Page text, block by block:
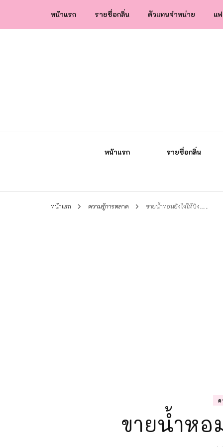
หน้าแรก รายชื่อกลิ่น ตัวแทนจำหน่าย แ
หน้าแรก รายชื่อกลิ่น
หน้าแรก ความรู้การตลาด ขายน้ำหอมยังไงให้ปัง……
ขายน้ำห